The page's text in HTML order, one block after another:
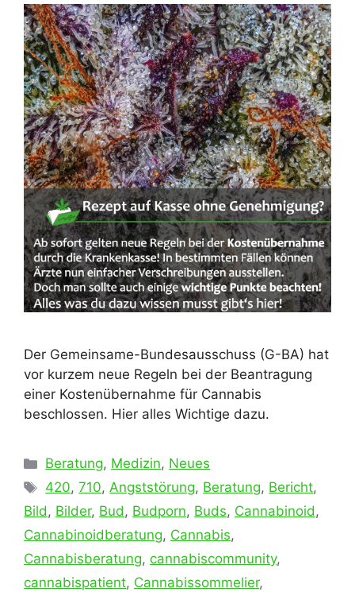
Der Gemeinsame-Bundesausschuss (G-BA) hat
vor kurzem neue Regeln bei der Beantragung
einer Kostenübernahme für Cannabis
beschlossen. Hier alles Wichtige dazu.
Kategorien
Beratung, Medizin, Neues
Schlagwörter
420,710,Angststörung, Beratung, Bericht,
Bild, Bilder, Bud, Budporn, Buds, Cannabinoid,
Cannabinoidberatung, Cannabis,
Cannabisberatung, cannabiscommunity,
cannabispatient, Cannabissommelier,